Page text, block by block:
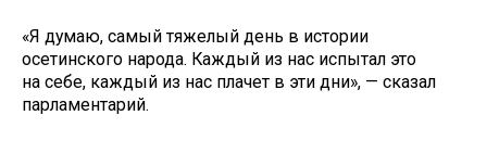
«Я думаю, самый тяжелый день в истории
осетинского народа. Каждый из нас испытал это
на себе, каждый из нас плачет в эти дни», — сказал
парламентарий.